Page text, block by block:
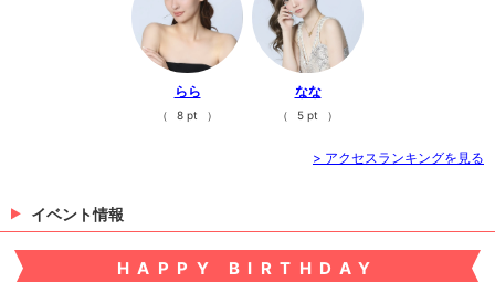
らら
（ 8 pt ）
なな
（ 5 pt ）
> アクセスランキングを見る
イベント情報
HAPPY BIRTHDAY